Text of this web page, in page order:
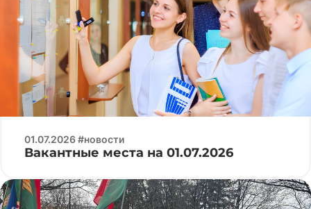
01.07.2026 #новости
Вакантные места на 01.07.2026